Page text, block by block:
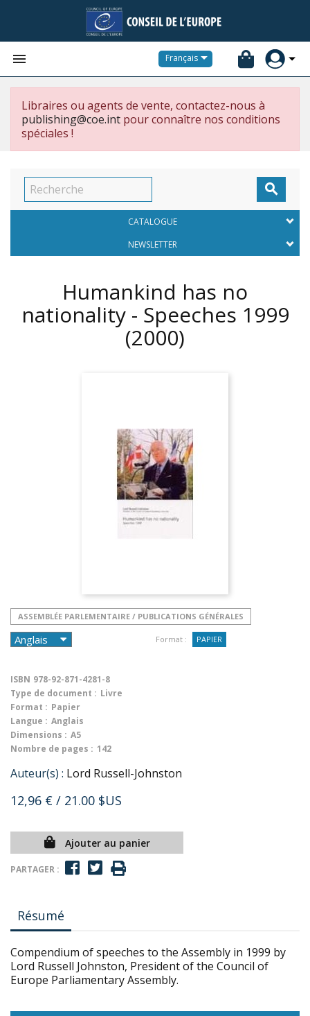
 Français
Libraires ou agents de vente, contactez-nous à
publishing@coe.int pour connaître nos conditions
spéciales !

CATALOGUE
NEWSLETTER
Humankind has no
nationality - Speeches 1999
(2000)
ASSEMBLÉE PARLEMENTAIRE / PUBLICATIONS GÉNÉRALES
Format : PAPIER
ISBN 978-92-871-4281-8
Type de document : Livre
Format : Papier
Langue : Anglais
Dimensions : A5
Nombre de pages : 142
Auteur(s) : Lord Russell-Johnston
12,96 € / 21.00 $US
Ajouter au panier
PARTAGER :
Résumé
Compendium of speeches to the Assembly in 1999 by
Lord Russell Johnston, President of the Council of
Europe Parliamentary Assembly.